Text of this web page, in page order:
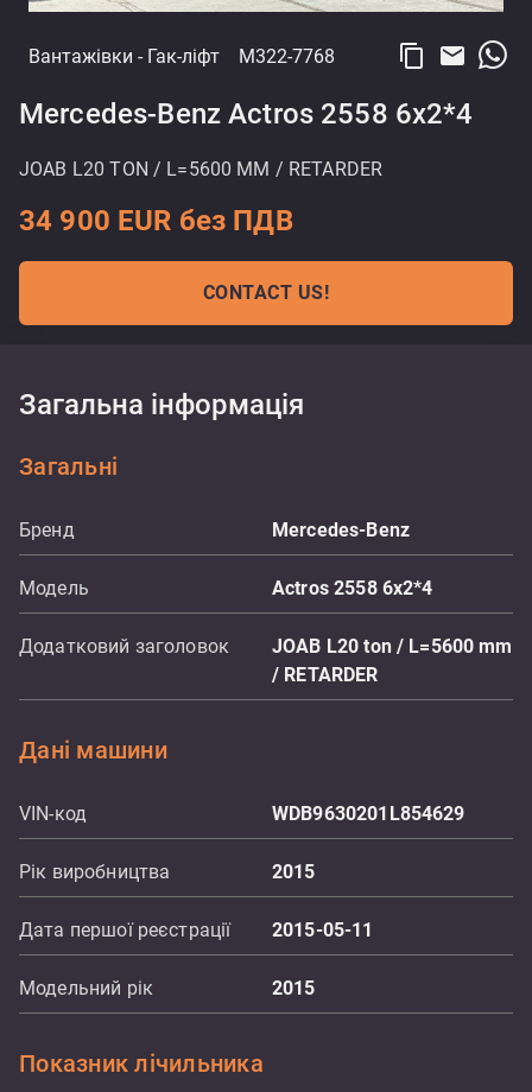
Вантажівки - Гак-ліфт M322-7768 content_copy email
Mercedes-Benz Actros 2558 6x2*4
JOAB L20 TON / L=5600 MM / RETARDER
34 900 EUR без ПДВ
CONTACT US!
Загальна інформація
Загальні
Бренд Mercedes-Benz
Модель Actros 2558 6x2*4
Додатковий заголовок
JOAB L20 ton / L=5600 mm
/ RETARDER
Дані машини
VIN-код WDB9630201L854629
Рік виробництва 2015
Дата першої реєстрації 2015-05-11
Модельний рік 2015
Показник лічильника